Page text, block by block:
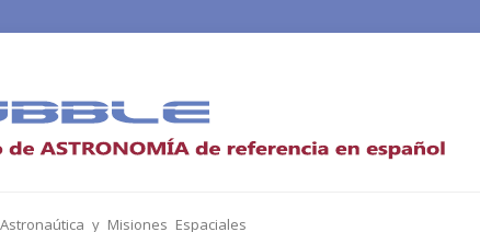
Astronaútica y Misiones Espaciales